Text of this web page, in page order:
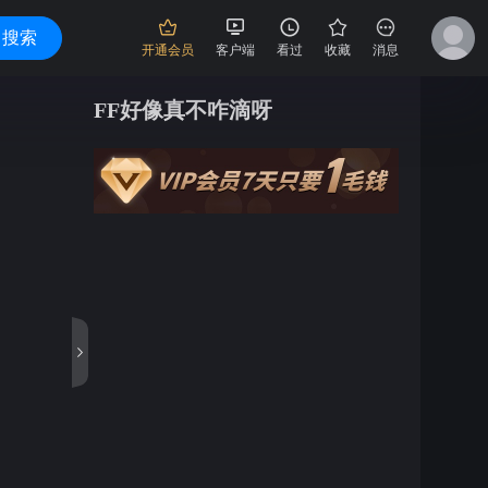
搜索
开通会员 客户端 看过 收藏 消息
FF好像真不咋滴呀